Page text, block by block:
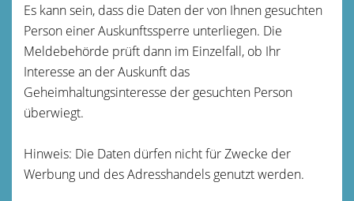
Es kann sein, dass die Daten der von Ihnen gesuchten
Person einer Auskunftssperre unterliegen. Die
Meldebehörde prüft dann im Einzelfall, ob Ihr
Interesse an der Auskunft das
Geheimhaltungsinteresse der gesuchten Person
überwiegt.
Hinweis: Die Daten dürfen nicht für Zwecke der
Werbung und des Adresshandels genutzt werden.